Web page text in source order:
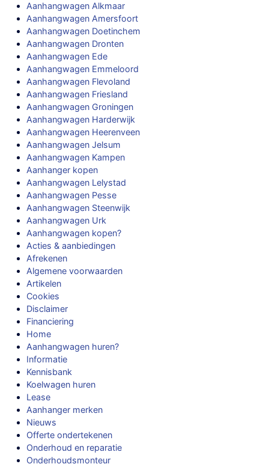
Aanhangwagen Alkmaar
Aanhangwagen Amersfoort
Aanhangwagen Doetinchem
Aanhangwagen Dronten
Aanhangwagen Ede
Aanhangwagen Emmeloord
Aanhangwagen Flevoland
Aanhangwagen Friesland
Aanhangwagen Groningen
Aanhangwagen Harderwijk
Aanhangwagen Heerenveen
Aanhangwagen Jelsum
Aanhangwagen Kampen
Aanhanger kopen
Aanhangwagen Lelystad
Aanhangwagen Pesse
Aanhangwagen Steenwijk
Aanhangwagen Urk
Aanhangwagen kopen?
Acties & aanbiedingen
Afrekenen
Algemene voorwaarden
Artikelen
Cookies
Disclaimer
Financiering
Home
Aanhangwagen huren?
Informatie
Kennisbank
Koelwagen huren
Lease
Aanhanger merken
Nieuws
Offerte ondertekenen
Onderhoud en reparatie
Onderhoudsmonteur